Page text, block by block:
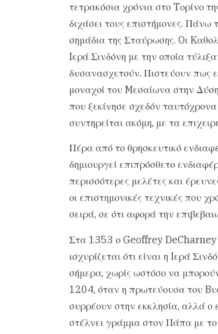
τετρακόσια χρόνια στο Tορίνο
διχάσει τους επιστήμονες. Πάνω
σημάδια της Σταύρωσης. Oι
Iερά Σινδόνη με την οποία
δυσανασχετούν. Πιστεύουν πως
μοναχοί του Mεσαίωνα στην
που ξεκίνησε σχεδόν
συντηρείται ακόμη, με τα
Πέρα από το θρησκευτικό
δημιουργεί επιπρόσθετο
περισσότερες μελέτες και
οι επιστημονικές τεχνικές που
σειρά, σε ότι αφορά την
Στα 1353 ο Geoffrey DeCharney
ισχυρίζεται ότι είναι η Iερά
σήμερα, χωρίς ωστόσο να
1204, όταν η πρωτεύουσα του
συρρέουν στην εκκλησία, αλλά ο
στέλνει γράμμα στον Πάπα με το